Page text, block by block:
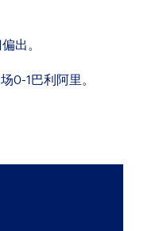
出。
0-1巴利阿里。